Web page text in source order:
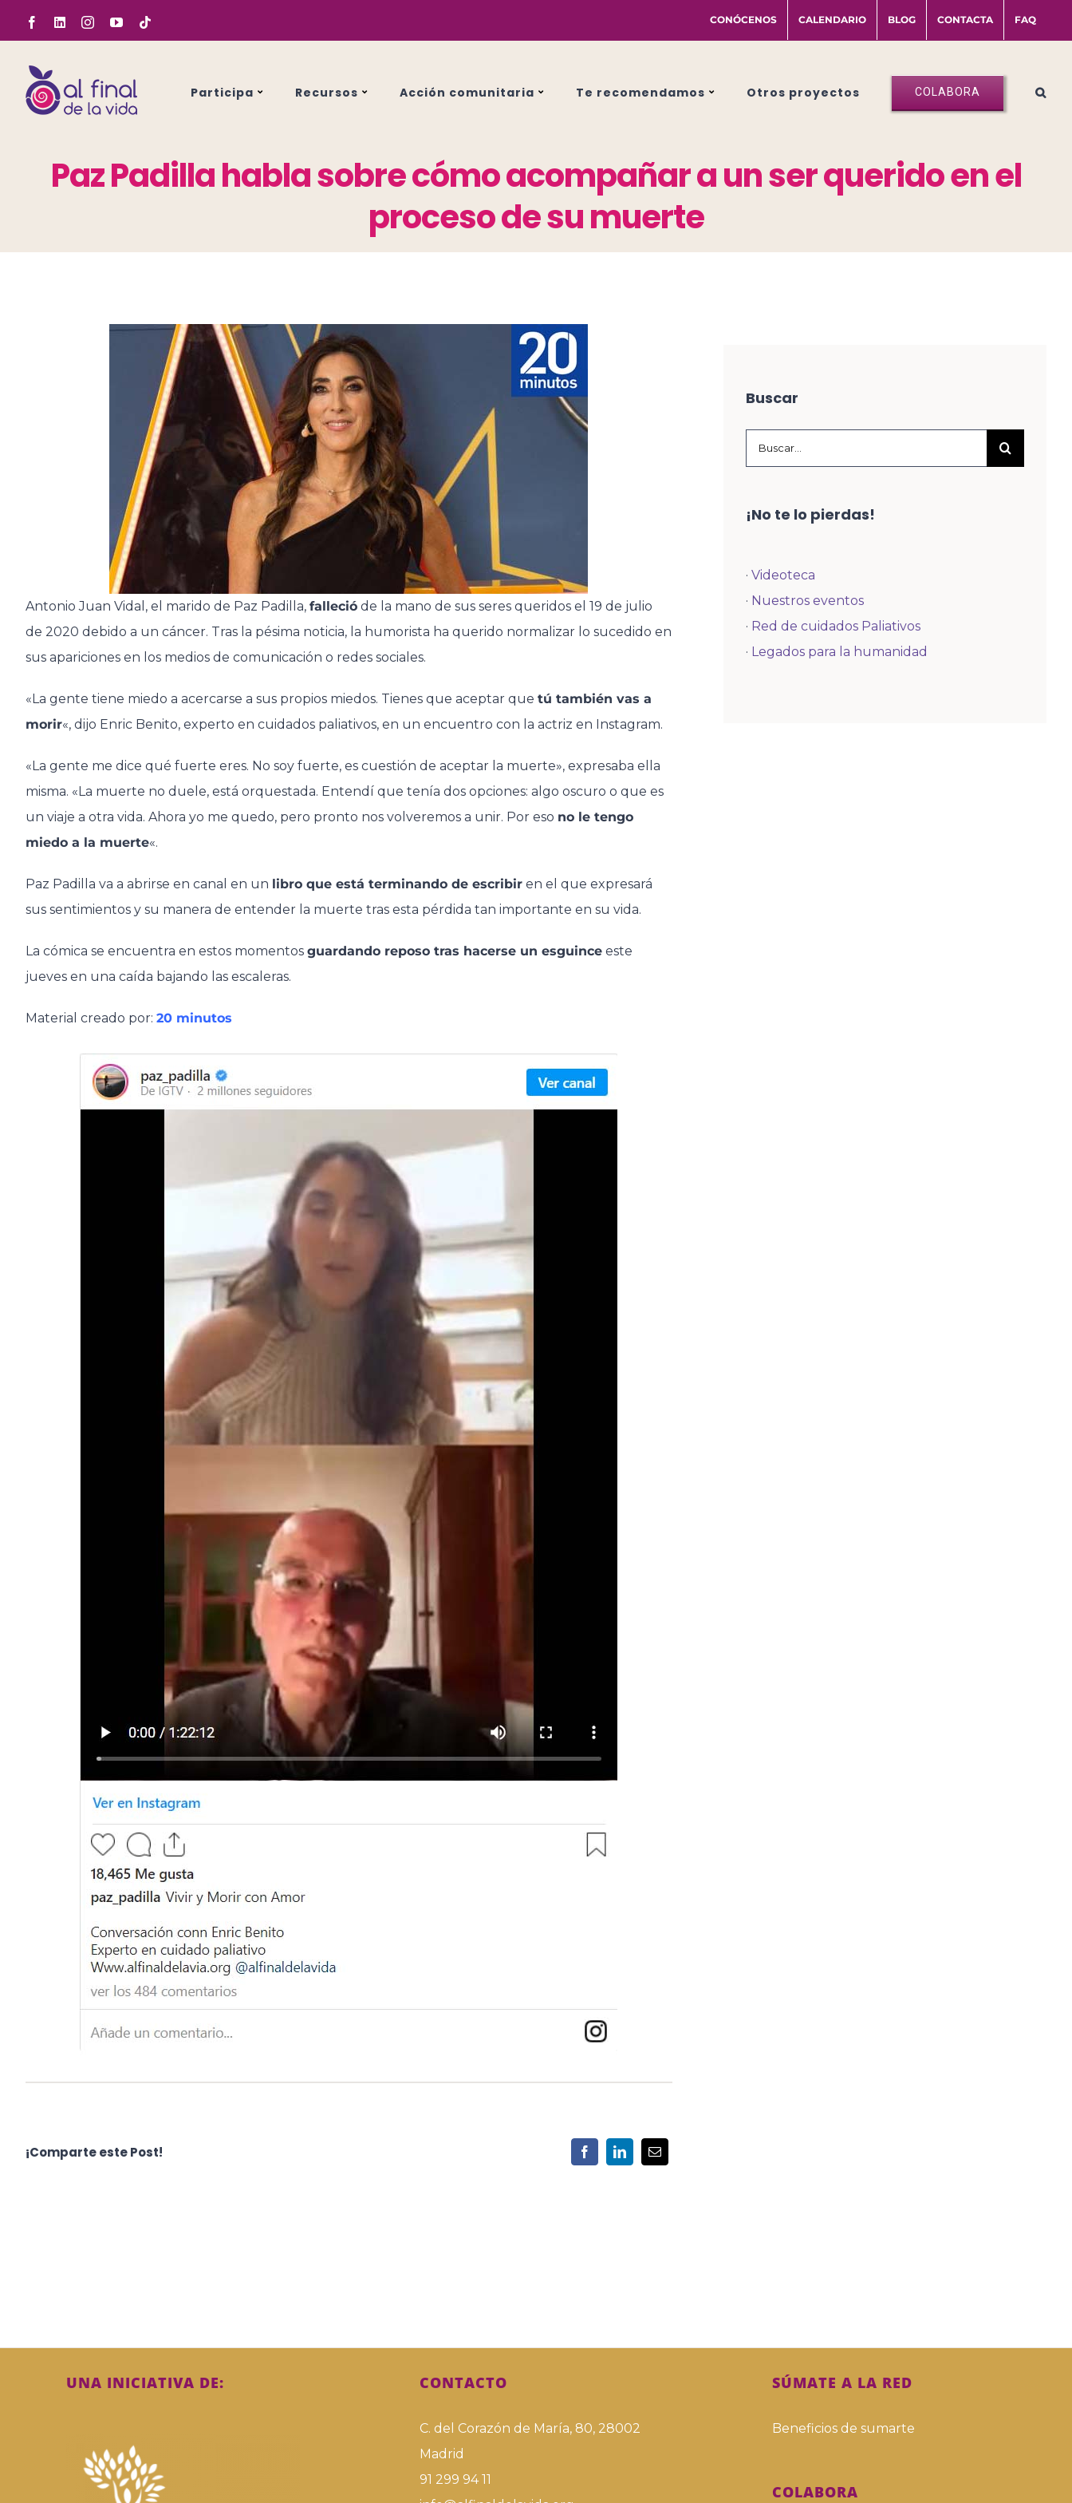
al
contenido
FacebookLinkedInInstagramYouTube CONÓCENOS CALENDARIO BLOG CONTACTA FAQ
Participa Recursos Acción comunitaria Te recomendamos Otros proyectos COLABORA
Paz Padilla habla sobre cómo acompañar a un ser querido en el
proceso de su muerte
Antonio Juan Vidal, el marido de Paz Padilla, falleció de la mano de sus seres queridos el 19 de julio
de 2020 debido a un cáncer. Tras la pésima noticia, la humorista ha querido normalizar lo sucedido en
sus apariciones en los medios de comunicación o redes sociales.
«La gente tiene miedo a acercarse a sus propios miedos. Tienes que aceptar que tú también vas a
morir«, dijo Enric Benito, experto en cuidados paliativos, en un encuentro con la actriz en Instagram.
«La gente me dice qué fuerte eres. No soy fuerte, es cuestión de aceptar la muerte», expresaba ella
misma. «La muerte no duele, está orquestada. Entendí que tenía dos opciones: algo oscuro o que es
un viaje a otra vida. Ahora yo me quedo, pero pronto nos volveremos a unir. Por eso no le tengo
miedo a la muerte«.
Paz Padilla va a abrirse en canal en un libro que está terminando de escribir en el que expresará
sus sentimientos y su manera de entender la muerte tras esta pérdida tan importante en su vida.
La cómica se encuentra en estos momentos guardando reposo tras hacerse un esguince este
jueves en una caída bajando las escaleras.
Material creado por: 20 minutos
¡Comparte este Post!
Buscar
Buscar:
¡No te lo pierdas!
·Videoteca
· Nuestros eventos
· Red de cuidados Paliativos
· Legados para la humanidad
UNA INICIATIVA DE: CONTACTO
C. del Corazón de María, 80, 28002
Madrid
91 299 94 11
SÚMATE A LA RED
Beneficios de sumarte
COLABORA